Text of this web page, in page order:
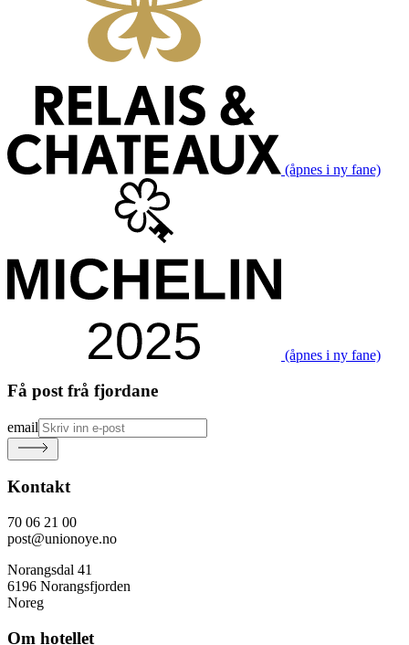
(åpnes i ny fane)
(åpnes i ny fane)
Få post frå fjordane
email
Kontakt
70 06 21 00
post@unionoye.no
Norangsdal 41
6196 Norangsfjorden
Noreg
Om hotellet